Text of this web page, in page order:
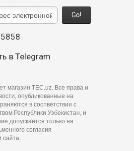
Go!
в Telegram
магазин TEC.uz. Все права и
опубликованные на
в соответствии с
Республики Узбекистан, и
допускается только на
согласия
сайта.